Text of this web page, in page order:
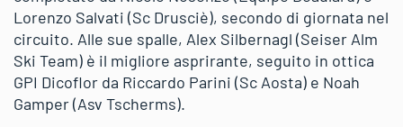
Lorenzo Salvati (Sc Drusciè), secondo di giornata nel
circuito. Alle sue spalle, Alex Silbernagl (Seiser Alm
Ski Team) è il migliore asprirante, seguito in ottica
GPI Dicoflor da Riccardo Parini (Sc Aosta) e Noah
Gamper (Asv Tscherms).